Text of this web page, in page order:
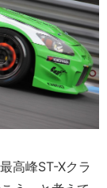
高峰ST-Xクラ